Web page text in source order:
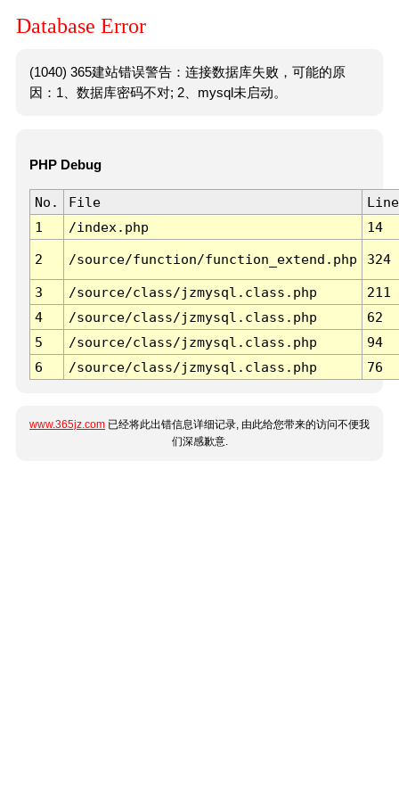
Database Error
(1040) 365建站错误警告：连接数据库失败，可能的原
因：1、数据库密码不对; 2、mysql未启动。
PHP Debug
No. File
Line
1
/index.php 14
2 /source/function/function_extend.php 324
3 /source/class/jzmysql.class.php
211
4
/source/class/jzmysql.class.php
62
5
/source/class/jzmysql.class.php
94
6
/source/class/jzmysql.class.php 76
www.365jz.com 已经将此出错信息详细记录, 由此给您带来的访问不便我
们深感歉意.